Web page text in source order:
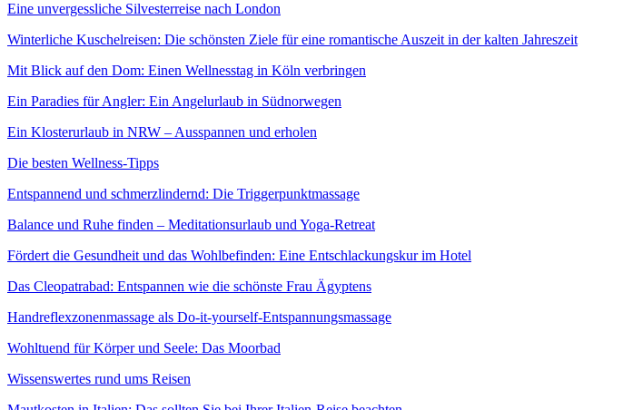
Eine unvergessliche Silvesterreise nach London
Winterliche Kuschelreisen: Die schönsten Ziele für eine romantische Auszeit in der kalten Jahreszeit
Mit Blick auf den Dom: Einen Wellnesstag in Köln verbringen
Ein Paradies für Angler: Ein Angelurlaub in Südnorwegen
Ein Klosterurlaub in NRW – Ausspannen und erholen
Die besten Wellness-Tipps
Entspannend und schmerzlindernd: Die Triggerpunktmassage
Balance und Ruhe finden – Meditationsurlaub und Yoga-Retreat
Fördert die Gesundheit und das Wohlbefinden: Eine Entschlackungskur im Hotel
Das Cleopatrabad: Entspannen wie die schönste Frau Ägyptens
Handreflexzonenmassage als Do-it-yourself-Entspannungsmassage
Wohltuend für Körper und Seele: Das Moorbad
Wissenswertes rund ums Reisen